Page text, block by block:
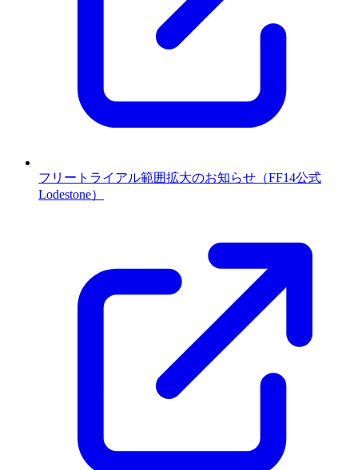
フリートライアル範囲拡大のお知らせ（FF14公式
Lodestone）